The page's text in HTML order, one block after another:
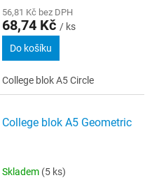
56,81 Kč bez DPH
68,74 Kč / ks
Do košíku
College blok A5 Circle
College blok A5 Geometric
Skladem (5 ks)